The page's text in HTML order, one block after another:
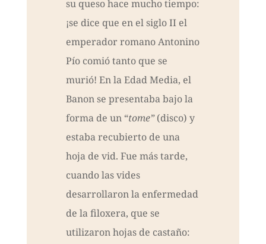
su queso hace mucho tiempo:
¡se dice que en el siglo II el
emperador romano Antonino
Pío comió tanto que se
murió! En la Edad Media, el
Banon se presentaba bajo la
forma de un “tome”(disco) y
estaba recubierto de una
hoja de vid. Fue más tarde,
cuando las vides
desarrollaron la enfermedad
de la filoxera, que se
utilizaron hojas de castaño: